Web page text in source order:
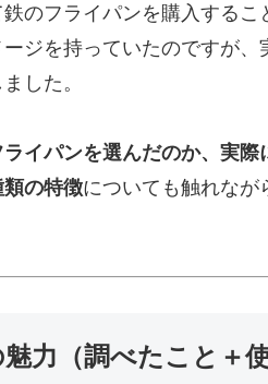
のフライパンを購入する
ジを持っていたのですが
した。
イパンを選んだのか、実
の特徴についても触れなが
力（調べたこと＋